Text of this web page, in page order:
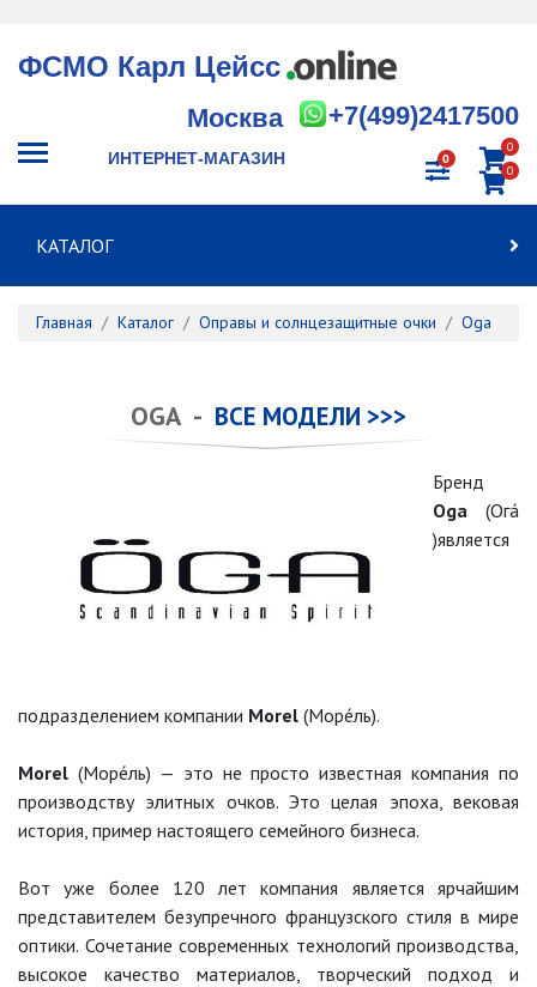
ФСМО Карл Цейсс
+7(499)2417500
Москва
ИНТЕРНЕТ-МАГАЗИН 0
0
0
КАТАЛОГ
Главная Каталог Оправы и солнцезащитные очки Oga
OGA - ВСЕ МОДЕЛИ >>>
Бренд
Oga (Ога́
)является
подразделением компании Morel (Море́ль).
Morel (Море́ль) — это не просто известная компания по
производству элитных очков. Это целая эпоха, вековая
история, пример настоящего семейного бизнеса.
Вот уже более 120 лет компания является ярчайшим
представителем безупречного французского стиля в мире
оптики. Сочетание современных технологий производства,
высокое качество материалов, творческий подход и